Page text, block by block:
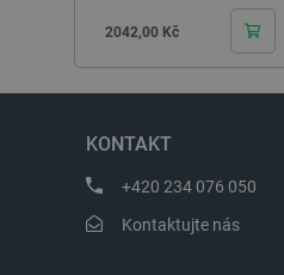
Cena
2042,00 Kč
KONTAKT
+420 234 076 050
Kontaktujte nás